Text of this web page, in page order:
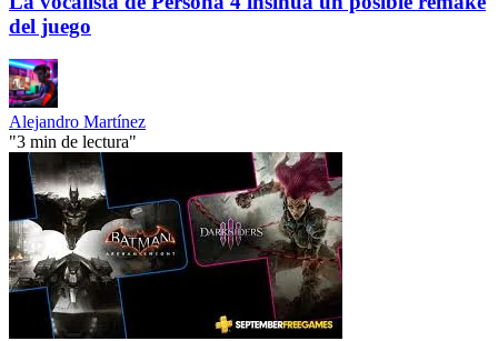
del juego
Alejandro Martínez
"3 min de lectura"